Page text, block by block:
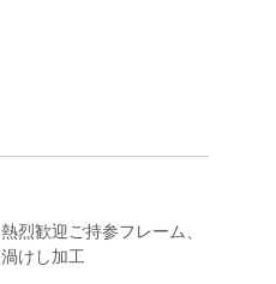
熱烈歓迎ご持参フレーム、
渦けし加工